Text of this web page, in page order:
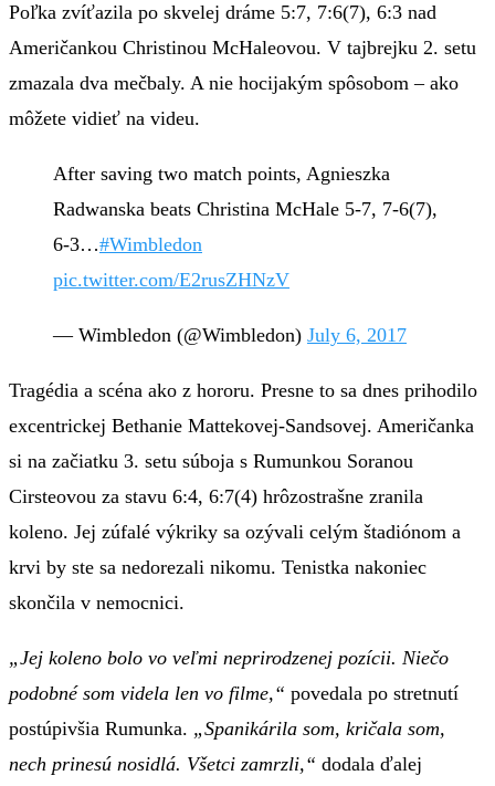
Poľka zvíťazila po skvelej dráme 5:7, 7:6(7), 6:3 nad
Američankou Christinou McHaleovou. V tajbrejku 2. setu
zmazala dva mečbaly. A nie hocijakým spôsobom – ako
môžete vidieť na videu.
After saving two match points, Agnieszka
Radwanska beats Christina McHale 5-7, 7-6(7),
6-3…#Wimbledon
pic.twitter.com/E2rusZHNzV
— Wimbledon (@Wimbledon) July 6, 2017
Tragédia a scéna ako z hororu. Presne to sa dnes prihodilo
excentrickej Bethanie Mattekovej-Sandsovej. Američanka
si na začiatku 3. setu súboja s Rumunkou Soranou
Cirsteovou za stavu 6:4, 6:7(4) hrôzostrašne zranila
koleno. Jej zúfalé výkriky sa ozývali celým štadiónom a
krvi by ste sa nedorezali nikomu. Tenistka nakoniec
skončila v nemocnici.
„Jej koleno bolo vo veľmi neprirodzenej pozícii. Niečo
podobné som videla len vo filme,“ povedala po stretnutí
postúpivšia Rumunka. „Spanikárila som, kričala som,
nech prinesú nosidlá. Všetci zamrzli,“ dodala ďalej